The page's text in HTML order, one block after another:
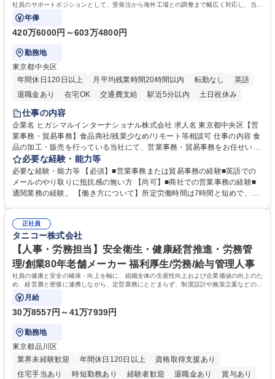
社員のサポートポジションとして、受発注から海外工場との調整まで幅広く対応し、当社
事業の根幹を支えていただきます。
年俸
420万6000円～603万4800円
勤務地
東京都中央区
年間休日120日以上
月平均残業時間20時間以内 転勤なし
英語
退職金あり
在宅OK 交通費支給 駅近5分以内 土日祝休み
仕事の内容
企業名 ヒガシマルインターナショナル株式会社 求人名 東京都中央区【営
業事務・貿易事務】食品商社/残業少なめ/リモート等相談可 仕事の内容 食
品の加工・販売を行っている当社にて、営業事務・貿易事務をお任せいた
します。営業社員のサポートポジションとして、受発注から海外工場との
調整まで幅広く対応し、当社事業の根幹を支えていただきます。 ■受発注
業務、請求書発行 ■海外工場とのスケジュール調整 ■在庫管理 ■輸入書類
の確認・作成 ■配送手配 ■通関業者を通して行う輸出入業全般 ■倉庫との
ルプロデュースしているため、商品に関わる全ての業務をサポート頂きま
す。 募集職種 東京都中央区【営業事務・貿易事務】食品商社/残業少なめ/
リモート等相談可
必要な経験・能力等
必要な経験・能力等 【必須】■営業事務または貿易事務の経験■英語での
メールのやり取りに抵抗感の無い方 【尚可】■商社での営業事務の経験■
通関業務の経験。 【働き方について】所定労働時間は7時間と短めで、残
の強み】1991年の設立以来、外食産業を中心としたお客様の多様なニー
ズに沿った冷凍水産物等の生産・輸入・販売を一貫して手掛けています。
自社工場と海外拠点の強固な連携によるワンストップサービスが最大の強
みです。 学歴・資格 学歴：大学院 大学 語学力：英語 資格：
正社員
タニコー株式会社
【人事・労務担当】安全衛生・健康経営推進・労務管
理/創業80年老舗メーカー 福利厚生/労務/給与管理人事
社員の健康と安全の確保・向上を軸に、組織全体の生産性向上および企業価値の向上のた
め、経営層と密接に連携しながら、定型業務にとどまらず、制度設計や施策立案などの上
流工程から関与していただきます。
月給
30万8557円～41万7939円
勤務地
東京都品川区
業界未経験歓迎
年間休日120日以上
資格取得支援あり
住宅手当あり
時短勤務あり 経験者歓迎 退職金あり
賞与あり